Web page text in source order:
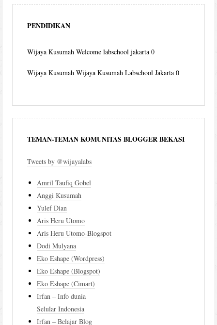
PENDIDIKAN
Wijaya Kusumah Welcome labschool jakarta 0
Wijaya Kusumah Wijaya Kusumah Labschool Jakarta 0
TEMAN-TEMAN KOMUNITAS BLOGGER BEKASI
Tweets by @wijayalabs
Amril Taufiq Gobel
Anggi Kusumah
Yulef Dian
Aris Heru Utomo
Aris Heru Utomo-Blogspot
Dodi Mulyana
Eko Eshape (Wordpress)
Eko Eshape (Blogspot)
Eko Eshape (Cimart)
Irfan – Info dunia
Selular Indonesia
Irfan – Belajar Blog